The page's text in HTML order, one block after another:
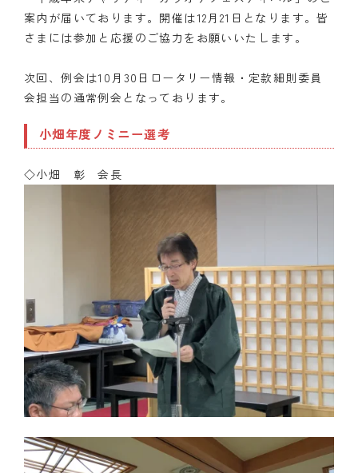
案内が届いております。開催は12月21日となります。皆
さまには参加と応援のご協力をお願いいたします。
次回、例会は10月30日ロータリー情報・定款細則委員
会担当の通常例会となっております。
小畑年度ノミニー選考
◇小畑 彰 会長